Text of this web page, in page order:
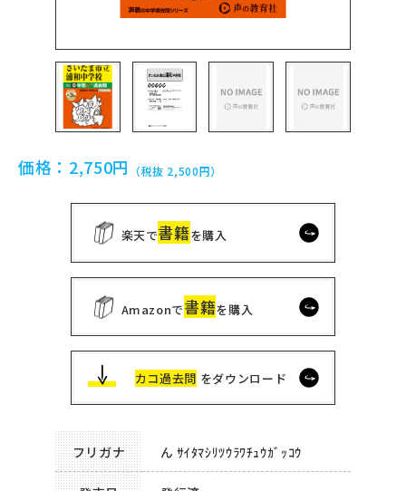
価格： 2,750円 （税抜 2,500円）
楽天で書籍を購入
Amazonで書籍を購入
カコ過去問 をダウンロード
フリガナ ん ｻｲﾀﾏｼﾘﾂｳﾗﾜﾁｭｳｶﾞｯｺｳ